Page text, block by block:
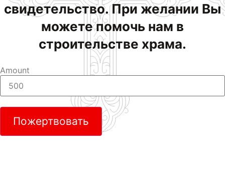
свидетельство. При желании Вы
можете помочь нам в
строительстве храма.
Amount
Пожертвовать